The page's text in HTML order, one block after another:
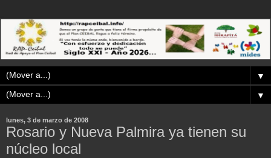
▼
▼
lunes, 3 de marzo de 2008
Rosario y Nueva Palmira ya tienen su
núcleo local